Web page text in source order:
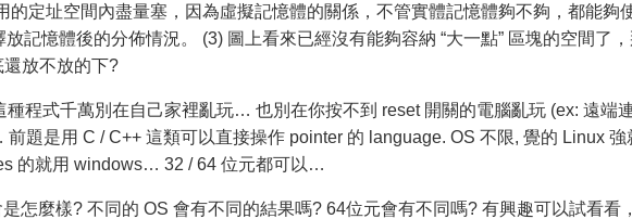
的定址空間內盡量塞，因為虛擬記憶體的關係，不管實體記憶體夠不夠，都能夠
放記憶體後的分佈情況。 (3) 圖上看來已經沒有能夠容納 “大一點” 區塊的空間了
還放不放的下?
程式千萬別在自己家裡亂玩… 也別在你按不到 reset 開關的電腦亂玩 (ex: 遠端
題是用 C / C++ 這類可以直接操作 pointer 的 language. OS 不限, 覺的 Linux 強
的就用 windows… 32 / 64 位元都可以…
怎麼樣? 不同的 OS 會有不同的結果嗎? 64位元會有不同嗎? 有興趣可以試看看